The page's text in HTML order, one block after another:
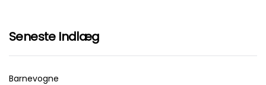
Seneste Indlæg
Barnevogne